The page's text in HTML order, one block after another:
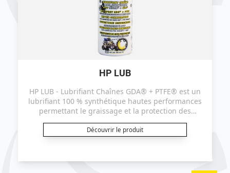
HP LUB
HP LUB - Lubrifiant Chaînes GDA® + PTFE® est un
lubrifiant 100 % synthétique hautes performances
permettant le graissage et la protection des
Découvrir le produit